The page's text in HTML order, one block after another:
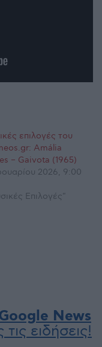
επιλογές του
Amália
– Gaivota (1965)
2026, 9:00
Επιλογές"
News
ειδήσεις!